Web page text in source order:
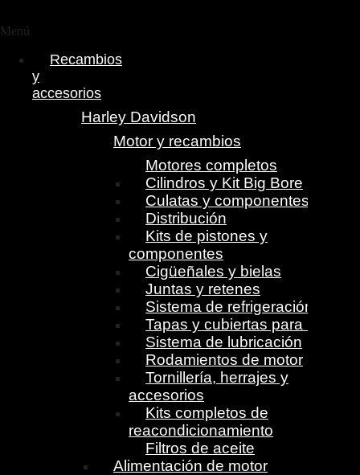
Menú
Recambios
y
accesorios
Harley Davidson
Motor y recambios
Motores completos
Cilindros y Kit Big Bore
Culatas y componentes
Distribución
Kits de pistones y
componentes
Cigüeñales y bielas
Juntas y retenes
Sistema de refrigeración
Tapas y cubiertas para motor
Sistema de lubricación
Rodamientos de motor
Tornillería, herrajes y
accesorios
Kits completos de
reacondicionamiento
Filtros de aceite
Alimentación de motor